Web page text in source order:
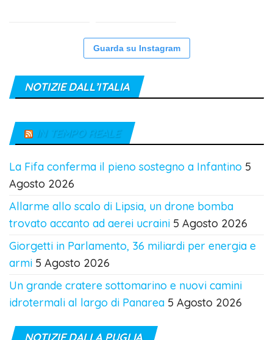
Guarda su Instagram
NOTIZIE DALL’ITALIA
IN TEMPO REALE
La Fifa conferma il pieno sostegno a Infantino 5
Agosto 2026
Allarme allo scalo di Lipsia, un drone bomba
trovato accanto ad aerei ucraini 5 Agosto 2026
Giorgetti in Parlamento, 36 miliardi per energia e
armi 5 Agosto 2026
Un grande cratere sottomarino e nuovi camini
idrotermali al largo di Panarea 5 Agosto 2026
NOTIZIE DALLA PUGLIA